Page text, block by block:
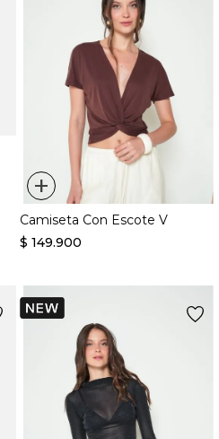
+
Camiseta Con Escote V
$ 149.900